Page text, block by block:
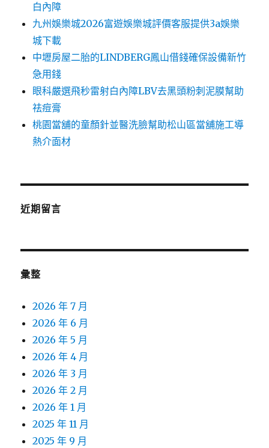
白內障
九州娛樂城2026富遊娛樂城評價客服提供3a娛樂
城下載
中壢房屋二胎的LINDBERG鳳山借錢確保設備新竹
急用錢
眼科嚴選飛秒雷射白內障LBV去黑頭粉刺泥膜幫助
祛痘膏
桃園當舖的童顏針並醫洗臉幫助松山區當舖施工導
熱介面材
近期留言
彙整
2026 年 7 月
2026 年 6 月
2026 年 5 月
2026 年 4 月
2026 年 3 月
2026 年 2 月
2026 年 1 月
2025 年 11 月
2025 年 9 月